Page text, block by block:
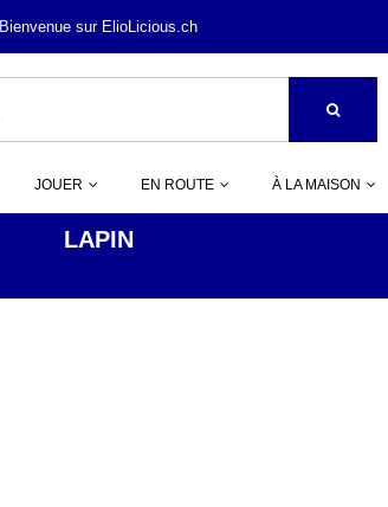
Bienvenue sur ElioLicious.ch
JOUER EN ROUTE À LA MAISON
LAPIN